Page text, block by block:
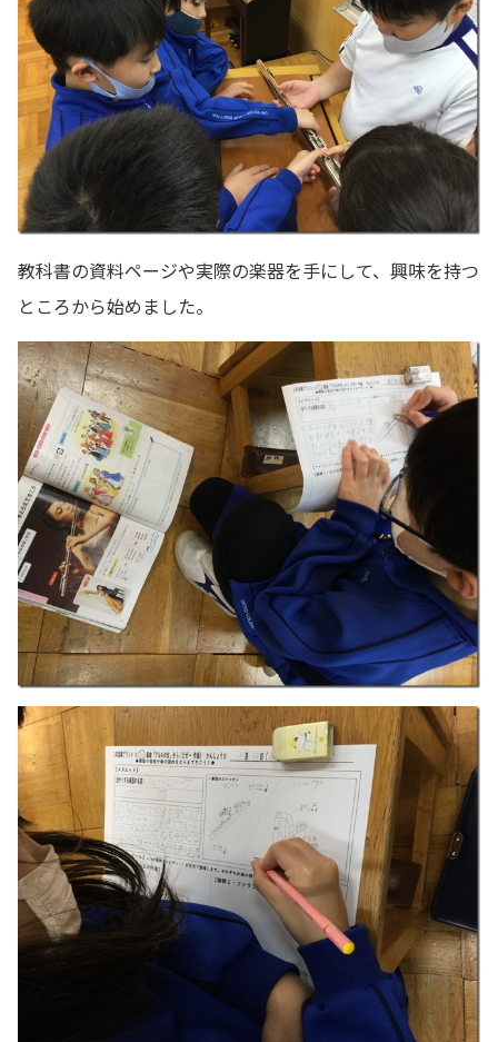
教科書の資料ページや実際の楽器を手にして、興味を持つ
ところから始めました。